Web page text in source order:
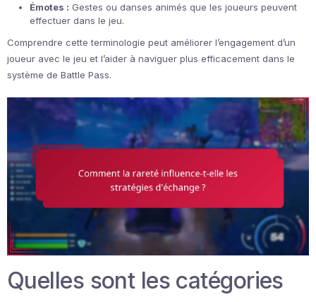
Émotes : Gestes ou danses animés que les joueurs peuvent
effectuer dans le jeu.
Comprendre cette terminologie peut améliorer l’engagement d’un
joueur avec le jeu et l’aider à naviguer plus efficacement dans le
système de Battle Pass.
Quelles sont les catégories